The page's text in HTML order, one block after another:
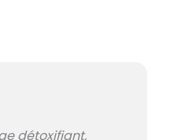
détoxifiant,